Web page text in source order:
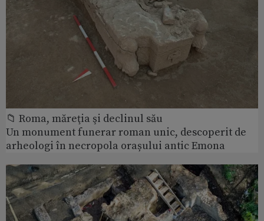
📁 Roma, măreţia şi declinul său
Un monument funerar roman unic, descoperit de
arheologi în necropola orașului antic Emona